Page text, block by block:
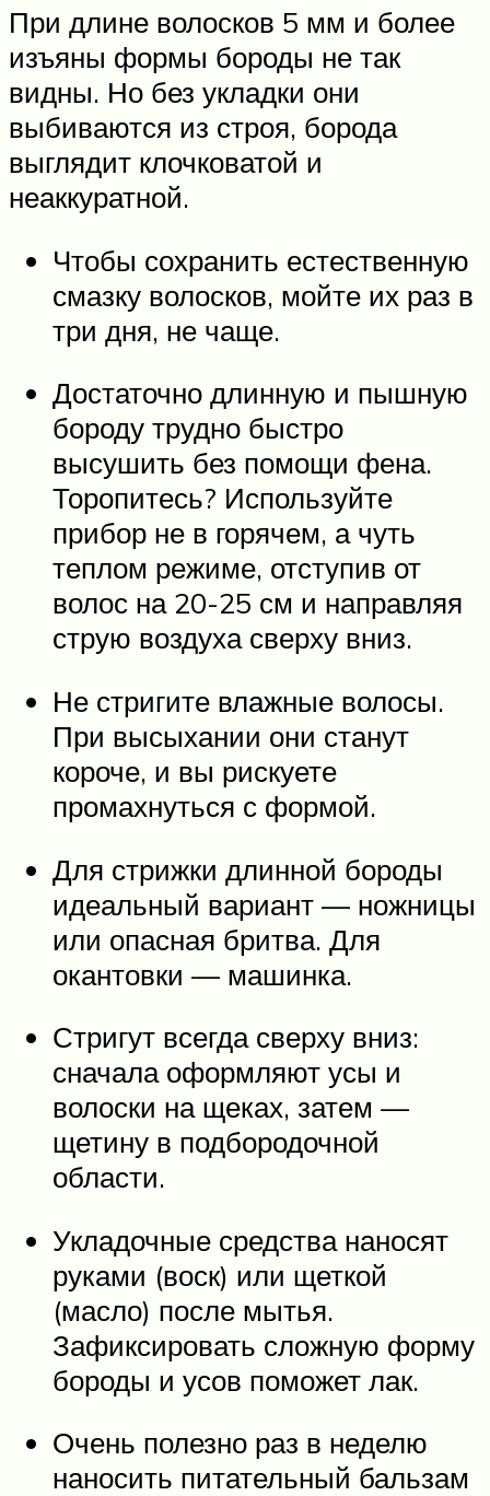
При длине волосков 5 мм и более
изъяны формы бороды не так
видны. Но без укладки они
выбиваются из строя, борода
выглядит клочковатой и
неаккуратной.
Чтобы сохранить естественную
смазку волосков, мойте их раз в
три дня, не чаще.
Достаточно длинную и пышную
бороду трудно быстро
высушить без помощи фена.
Торопитесь? Используйте
прибор не в горячем, а чуть
теплом режиме, отступив от
волос на 20-25 см и направляя
струю воздуха сверху вниз.
Не стригите влажные волосы.
При высыхании они станут
короче, и вы рискуете
промахнуться с формой.
Для стрижки длинной бороды
идеальный вариант — ножницы
или опасная бритва. Для
окантовки — машинка.
Стригут всегда сверху вниз:
сначала оформляют усы и
волоски на щеках, затем —
щетину в подбородочной
области.
Укладочные средства наносят
руками (воск) или щеткой
(масло) после мытья.
Зафиксировать сложную форму
бороды и усов поможет лак.
Очень полезно раз в неделю
наносить питательный бальзам